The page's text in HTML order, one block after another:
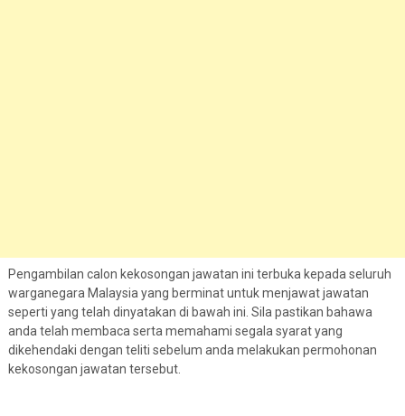
Pengambilan calon kekosongan jawatan ini terbuka kepada seluruh
warganegara Malaysia yang berminat untuk menjawat jawatan
seperti yang telah dinyatakan di bawah ini. Sila pastikan bahawa
anda telah membaca serta memahami segala syarat yang
dikehendaki dengan teliti sebelum anda melakukan permohonan
kekosongan jawatan tersebut.